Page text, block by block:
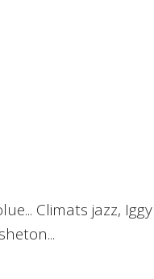
Climats jazz,